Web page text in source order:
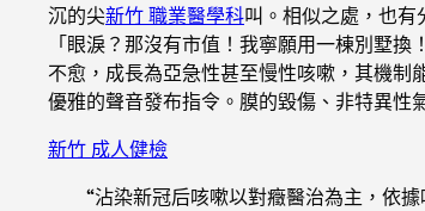
沉的尖新竹 職業醫學科叫。相似之處，也
「眼淚？那沒有市值！我寧願用一棟別墅
不愈，成長為亞急性甚至慢性咳嗽，其機制
優雅的聲音發布指令。膜的毀傷、非特異性
新竹 成人健檢
“沾染新冠后咳嗽以對癥醫治為主，依